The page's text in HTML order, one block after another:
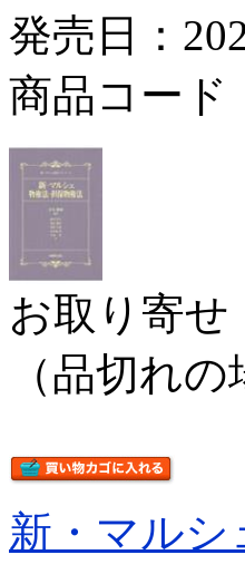
発売日：
商品コード
お取り寄せ
（品切れ
新・マルシ